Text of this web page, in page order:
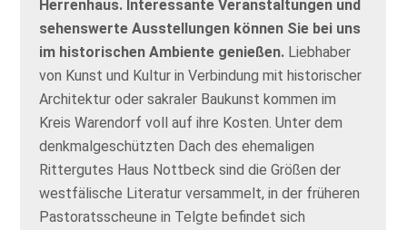
Herrenhaus. Interessante Veranstaltungen und
sehenswerte Ausstellungen können Sie bei uns
im historischen Ambiente genießen. Liebhaber
von Kunst und Kultur in Verbindung mit historischer
Architektur oder sakraler Baukunst kommen im
Kreis Warendorf voll auf ihre Kosten. Unter dem
denkmalgeschützten Dach des ehemaligen
Rittergutes Haus Nottbeck sind die Größen der
westfälische Literatur versammelt, in der früheren
Pastoratsscheune in Telgte befindet sich